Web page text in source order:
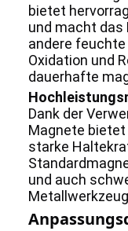
bietet
und macht das
andere feuchte
Oxidation und
dauerhafte
Dank der
Magnete bietet
starke
und auch